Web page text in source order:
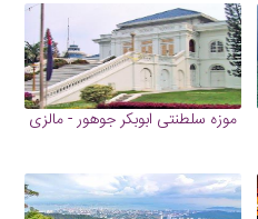
موزه سلطنتی ابوبکر جوهور - مالزی